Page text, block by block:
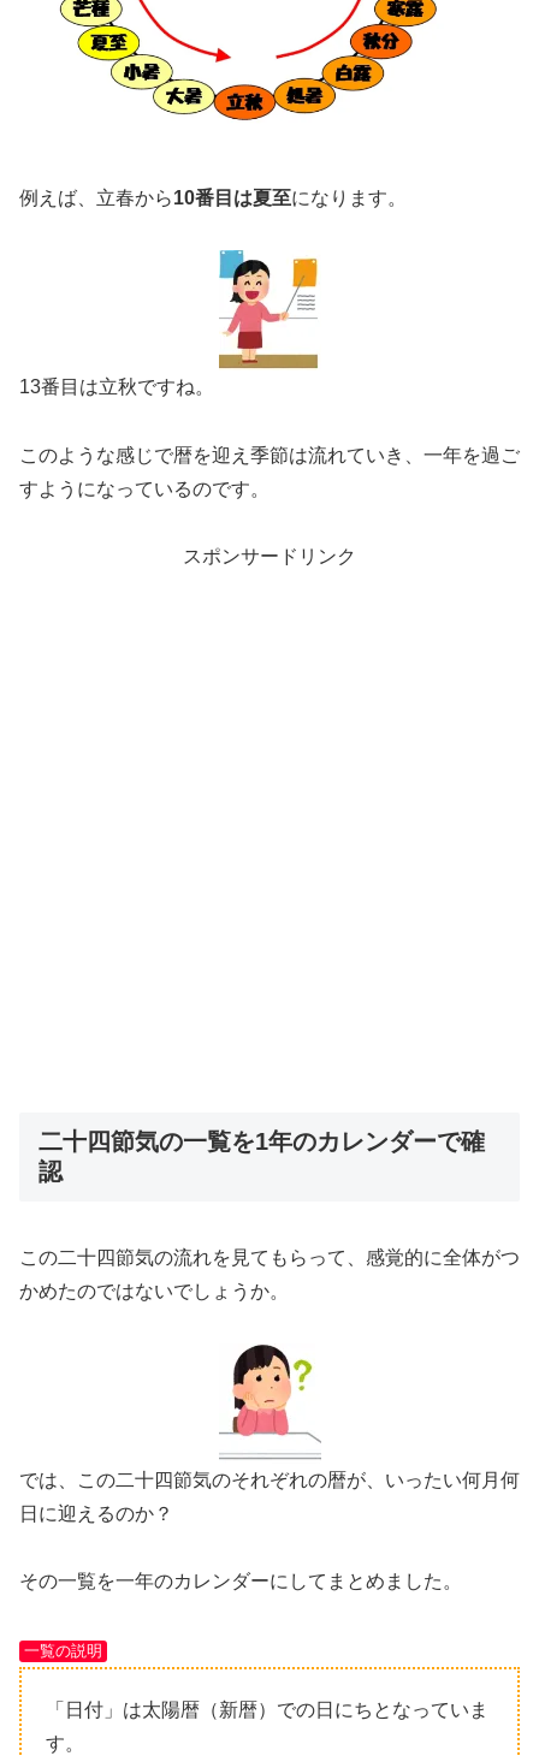
例えば、立春から10番目は夏至になります。
13番目は立秋ですね。
このような感じで暦を迎え季節は流れていき、一年を過ご
すようになっているのです。
スポンサードリンク
二十四節気の一覧を1年のカレンダーで確
認
この二十四節気の流れを見てもらって、感覚的に全体がつ
かめたのではないでしょうか。
では、この二十四節気のそれぞれの暦が、いったい何月何
日に迎えるのか？
その一覧を一年のカレンダーにしてまとめました。
一覧の説明
「日付」は太陽暦（新暦）での日にちとなっていま
す。